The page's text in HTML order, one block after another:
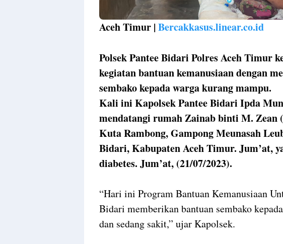
Aceh Timur | Bercakkasus.linear.co.id
Polsek Pantee Bidari Polres Aceh Timur
kegiatan bantuan kemanusiaan dengan
sembako kepada warga kurang mampu.
Kali ini Kapolsek Pantee Bidari Ipda
mendatangi rumah Zainab binti M. Zean
Kuta Rambong, Gampong Meunasah
Bidari, Kabupaten Aceh Timur. Jum’at,
diabetes. Jum’at, (21/07/2023).
“Hari ini Program Bantuan Kemanusiaan
Bidari memberikan bantuan sembako
dan sedang sakit,” ujar Kapolsek.